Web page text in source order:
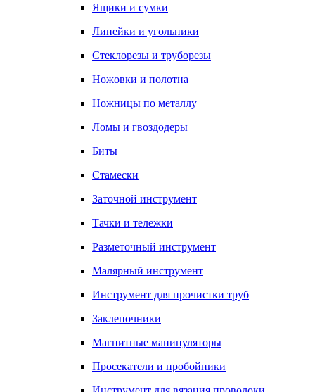
Ящики и сумки
Линейки и угольники
Стеклорезы и труборезы
Ножовки и полотна
Ножницы по металлу
Ломы и гвоздодеры
Биты
Стамески
Заточной инструмент
Тачки и тележки
Разметочный инструмент
Малярный инструмент
Инструмент для прочистки труб
Заклепочники
Магнитные манипуляторы
Просекатели и пробойники